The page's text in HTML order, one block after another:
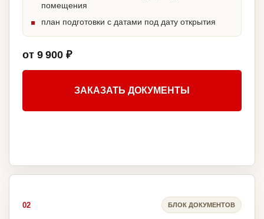
помещения
план подготовки с датами под дату открытия
от 9 900 ₽
ЗАКАЗАТЬ ДОКУМЕНТЫ
02 БЛОК ДОКУМЕНТОВ